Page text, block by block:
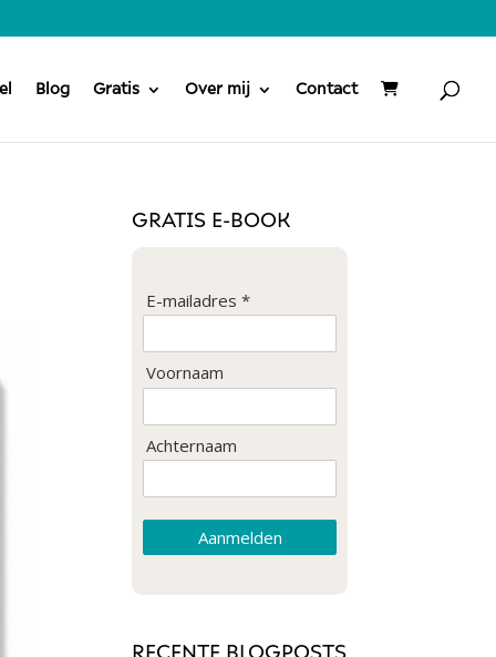
Blog Gratis Over mij Contact
GRATIS E-BOOK
E-mailadres *
Voornaam
Achternaam
Aanmelden
RECENTE BLOGPOSTS